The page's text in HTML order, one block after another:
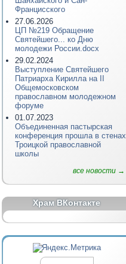
Францисского
27.06.2026
ЦП №219 Обращение
Святейшего... ко Дню
молодежи России.docx
29.02.2024
Выступление Святейшего
Патриарха Кирилла на II
Общемосковском
православном молодежном
форуме
01.07.2023
Объединенная пастырская
конференция прошла в стенах
Троицкой православной
школы
все новости →
Храм ВКонтакте